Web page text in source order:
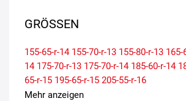
GRÖSSEN
155-65-r-14 155-70-r-13 155-80-r-13 165-
14 175-70-r-13 175-70-r-14 185-60-r-14
65-r-15 195-65-r-15 205-55-r-16
Mehr anzeigen